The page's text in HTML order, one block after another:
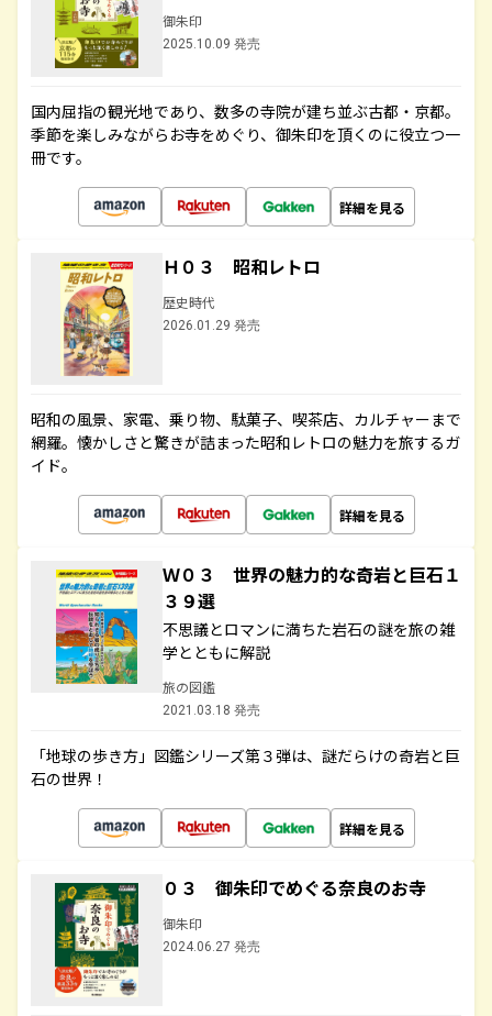
御朱印
2025.10.09 発売
国内屈指の観光地であり、数多の寺院が建ち並ぶ古都・京都。
季節を楽しみながらお寺をめぐり、御朱印を頂くのに役立つ一
冊です。
詳細を見る
Ｈ０３ 昭和レトロ
歴史時代
2026.01.29 発売
昭和の風景、家電、乗り物、駄菓子、喫茶店、カルチャーまで
網羅。懐かしさと驚きが詰まった昭和レトロの魅力を旅するガ
イド。
詳細を見る
Ｗ０３ 世界の魅力的な奇岩と巨石１
３９選
不思議とロマンに満ちた岩石の謎を旅の雑
学とともに解説
旅の図鑑
2021.03.18 発売
「地球の歩き方」図鑑シリーズ第３弾は、謎だらけの奇岩と巨
石の世界！
詳細を見る
０３ 御朱印でめぐる奈良のお寺
御朱印
2024.06.27 発売